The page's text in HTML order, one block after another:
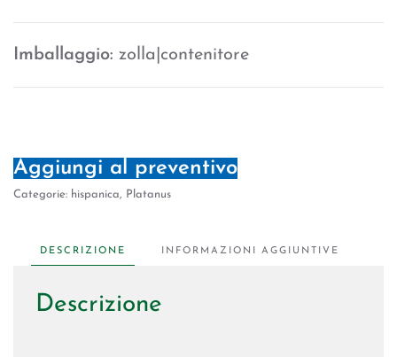
Imballaggio: zolla|contenitore
Aggiungi al preventivo
Categorie: hispanica, Platanus
DESCRIZIONE INFORMAZIONI AGGIUNTIVE
Descrizione